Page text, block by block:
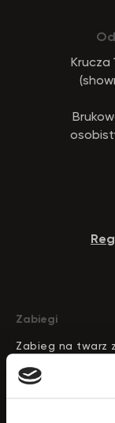
Krucza
Zabiegi
Zabieg na twarz
Peeling